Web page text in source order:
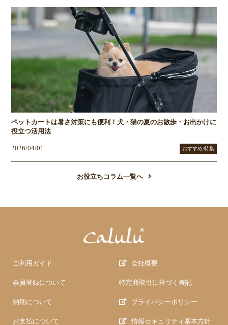
ペットカートは暑さ対策にも便利！犬・猫の夏のお散歩・お出かけに
役立つ活用法
2026/04/01 おすすめ/特集
お役立ちコラム一覧へ
ご利用ガイド
会員登録について
納期について
お支払について
会社概要
特定商取引に基づく表記
プライバシーポリシー
情報セキュリティ基本方針